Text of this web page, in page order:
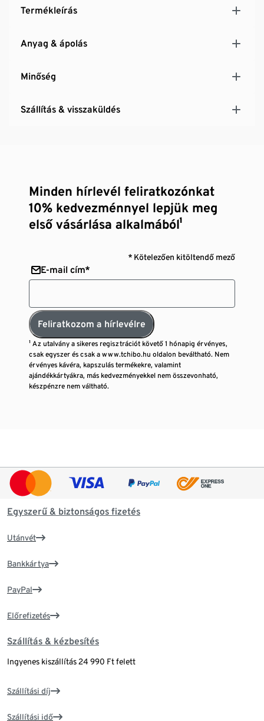
Termékleírás
Anyag & ápolás
Minőség
Szállítás & visszaküldés
Minden hírlevél feliratkozónkat
10% kedvezménnyel lepjük meg
első vásárlása alkalmából¹
* Kötelezően kitöltendő mező
E-mail cím*
Feliratkozom a hírlevélre
¹ Az utalvány a sikeres regisztrációt követő 1 hónapig érvényes,
csak egyszer és csak a www.tchibo.hu oldalon beváltható. Nem
érvényes kávéra, kapszulás termékekre, valamint
ajándékkártyákra, más kedvezményekkel nem összevonható,
készpénzre nem váltható.
Egyszerű & biztonságos fizetés
Utánvét
Bankkártya
PayPal
Előrefizetés
Szállítás & kézbesítés
Ingyenes kiszállítás 24 990 Ft felett
Szállítási díj
Szállítási idő